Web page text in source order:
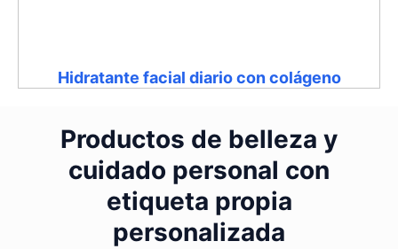
Hidratante facial diario con colágeno
Productos de belleza y
cuidado personal con
etiqueta propia
personalizada